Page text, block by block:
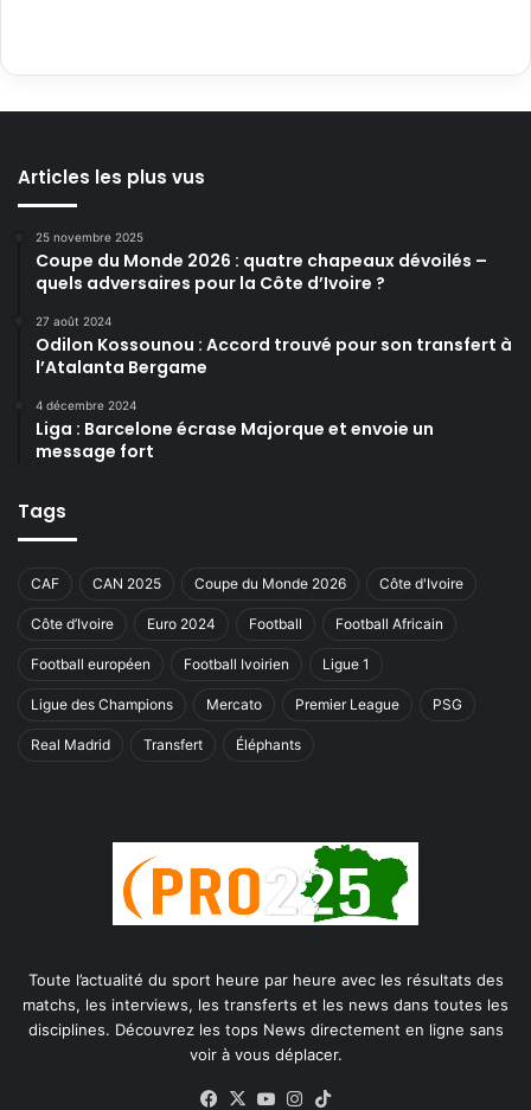
Articles les plus vus
25 novembre 2025
Coupe du Monde 2026 : quatre chapeaux dévoilés –
quels adversaires pour la Côte d’Ivoire ?
27 août 2024
Odilon Kossounou : Accord trouvé pour son transfert à
l’Atalanta Bergame
4 décembre 2024
Liga : Barcelone écrase Majorque et envoie un
message fort
Tags
CAF CAN 2025 Coupe du Monde 2026 Côte d'Ivoire
Côte d’Ivoire Euro 2024 Football Football Africain
Football européen Football Ivoirien Ligue 1
Ligue des Champions Mercato Premier League PSG
Real Madrid Transfert Éléphants
Toute l’actualité du sport heure par heure avec les résultats des
matchs, les interviews, les transferts et les news dans toutes les
disciplines. Découvrez les tops News directement en ligne sans
voir à vous déplacer.
Facebook
X YouTubeInstagram